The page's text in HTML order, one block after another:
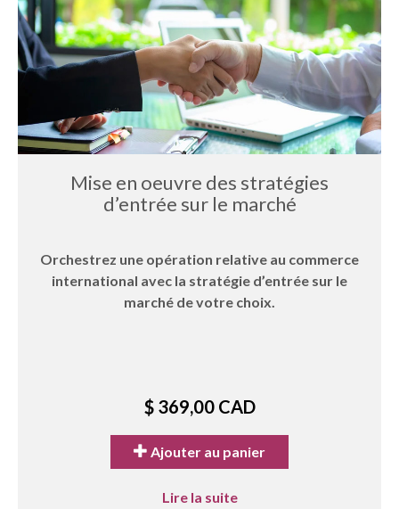
Mise en oeuvre des stratégies
d’entrée sur le marché
Orchestrez une opération relative au commerce
international avec la stratégie d’entrée sur le
marché de votre choix.
$ 369,00 CAD
Ajouter au panier
Lire la suite